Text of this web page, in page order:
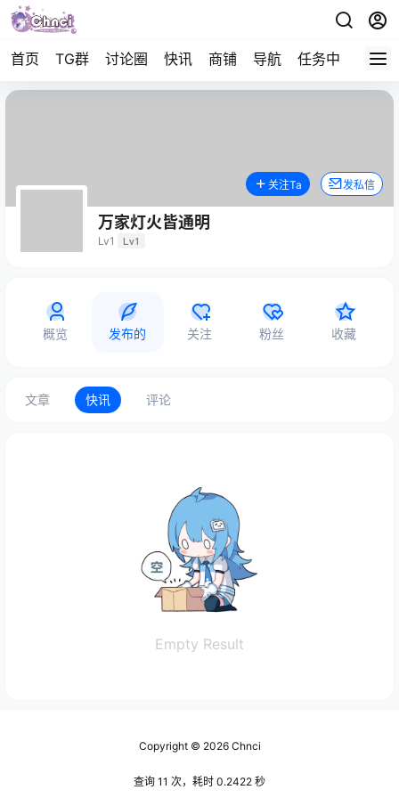
首页 TG群 讨论圈 快讯 商铺 导航 任务中心 帮助
万家灯火皆通明
Lv1 Lv1
关注Ta 发私信
概览 发布的 关注 粉丝 收藏
文章 快讯 评论
Empty Result
Copyright © 2026Chnci
查询 11 次，耗时 0.2422 秒